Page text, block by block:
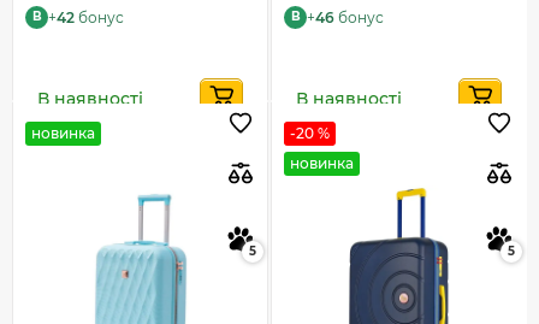
B +42 бонус
В наявності
B +46 бонус
В наявності
новинка
5
-20 %
новинка
5